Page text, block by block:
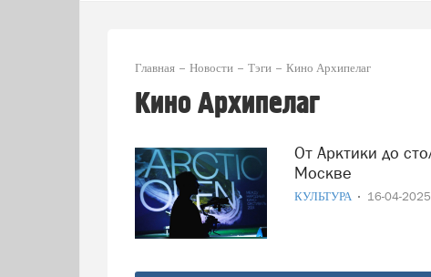
Главная Новости Тэги Кино Архипелаг
Кино Архипелаг
От Арктики до столицы: фильмы Arctic Open покажут в
Москве
КУЛЬТУРА 16-04-2025